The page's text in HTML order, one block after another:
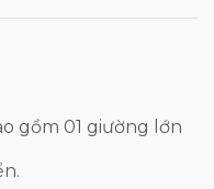
gồm 01 giường lớn